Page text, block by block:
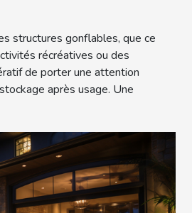
structures gonflables, que ce
récréatives ou des
de porter une attention
après usage. Une